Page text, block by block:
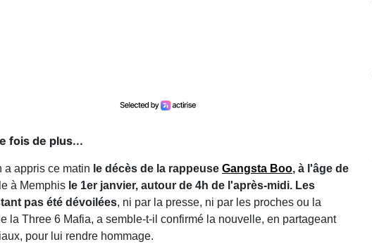
fois de plus...
a appris ce matin le décès de la rappeuse Gangsta Boo, à l'âge de
à Memphis le 1er janvier, autour de 4h de l'après-midi. Les
pas été dévoilées, ni par la presse, ni par les proches ou la
la Three 6 Mafia, a semble-t-il confirmé la nouvelle, en partageant
pour lui rendre hommage.